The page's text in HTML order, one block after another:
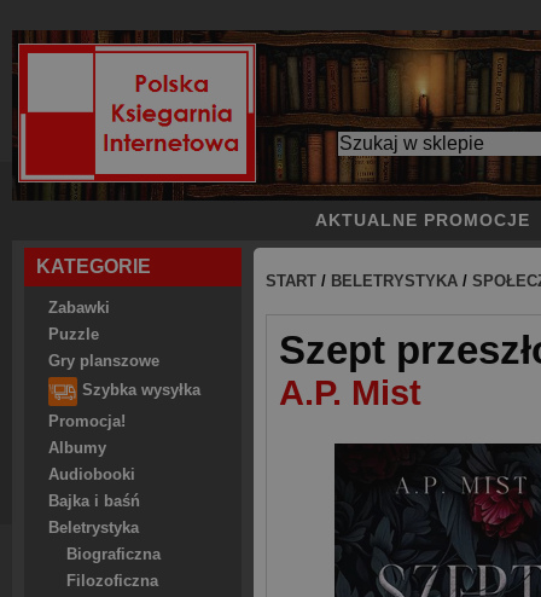
AKTUALNE PROMOCJE
KATEGORIE
Zabawki
Puzzle
Gry planszowe
Szybka wysyłka
Promocja!
Albumy
Audiobooki
Bajka i baśń
Beletrystyka
Biograficzna
Filozoficzna
START / BELETRYSTYKA /
Szept
A.P. Mist